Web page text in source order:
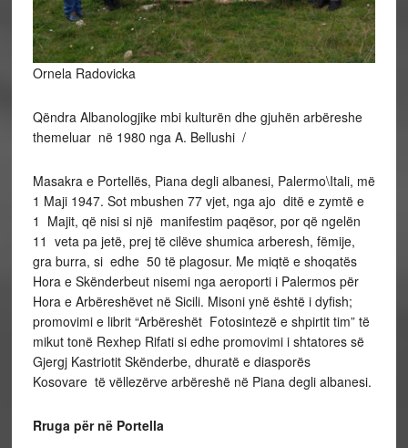
Ornela Radovicka
Qëndra Albanologjike mbi kulturën dhe gjuhën arbëreshe
themeluar në 1980 nga A. Bellushi /
Masakra e Portellës, Piana degli albanesi, Palermo\Itali, më
1 Maji 1947. Sot mbushen 77 vjet, nga ajo ditë e zymtë e
1 Majit, që nisi si një manifestim paqësor, por që ngelën
11 veta pa jetë, prej të cilëve shumica arberesh, fëmije,
gra burra, si edhe 50 të plagosur. Me miqtë e shoqatës
Hora e Skënderbeut nisemi nga aeroporti i Palermos për
Hora e Arbëreshëvet në Sicili. Misoni ynë është i dyfish;
promovimi e librit “Arbëreshët Fotosintezë e shpirtit tim” të
mikut tonë Rexhep Rifati si edhe promovimi i shtatores së
Gjergj Kastriotit Skënderbe, dhuratë e diasporës
Kosovare të vëllezërve arbëreshë në Piana degli albanesi.
Rruga për në Portella